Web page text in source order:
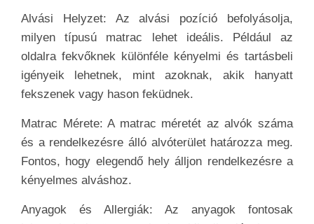
Alvási Helyzet: Az alvási pozíció befolyásolja,
milyen típusú matrac lehet ideális. Például az
oldalra fekvőknek különféle kényelmi és tartásbeli
igényeik lehetnek, mint azoknak, akik hanyatt
fekszenek vagy hason feküdnek.
Matrac Mérete: A matrac méretét az alvók száma
és a rendelkezésre álló alvóterület határozza meg.
Fontos, hogy elegendő hely álljon rendelkezésre a
kényelmes alváshoz.
Anyagok és Allergiák: Az anyagok fontosak